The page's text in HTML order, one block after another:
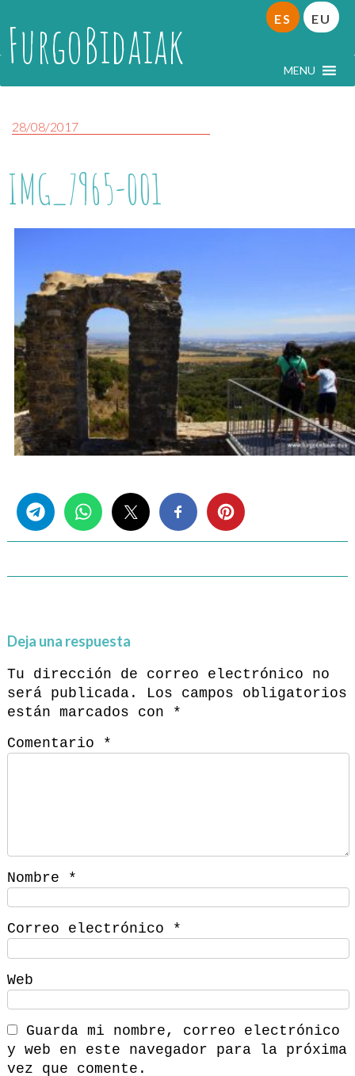
FurgoBidaiak MENU
ES EU
28/08/2017
IMG_7965-001
Deja una respuesta
Tu dirección de correo electrónico no
será publicada.
Los campos obligatorios
están marcados con
*
Comentario
*
Nombre *
Correo electrónico *
Web
Guarda mi nombre, correo electrónico
y web en este navegador para la próxima
vez que comente.